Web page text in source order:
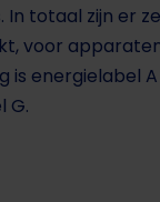
totaal zijn er
voor
energielabel
G.